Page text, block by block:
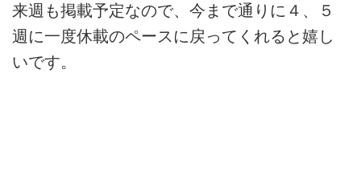
来週も掲載予定なので、今まで通りに４、５
週に一度休載のペースに戻ってくれると嬉し
いです。